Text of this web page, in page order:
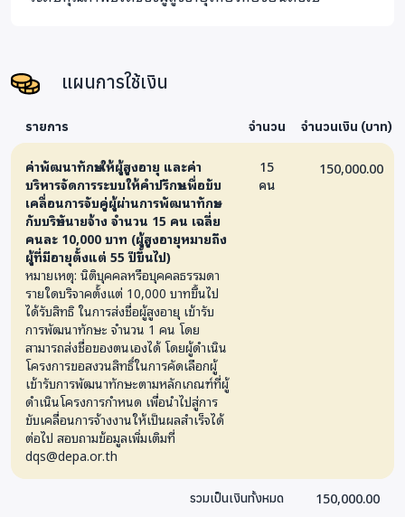
แผนการใช้เงิน
รายการ จำนวน จำนวนเงิน (บาท)
ค่าพัฒนาทักษะให้ผู้สูงอายุ และค่า
บริหารจัดการระบบให้คำปรึกษาเพื่อขับ
เคลื่อนการจับคู่ผู้ผ่านการพัฒนาทักษะ
กับบริษัทนายจ้าง จำนวน 15 คน เฉลี่ย
คนละ 10,000 บาท (ผู้สูงอายุหมายถึง
ผู้ที่มีอายุตั้งแต่ 55 ปีขึ้นไป)
หมายเหตุ: นิติบุคคลหรือบุคคลธรรมดา
รายใดบริจาคตั้งแต่ 10,000 บาทขึ้นไป
ได้รับสิทธิ ในการส่งชื่อผู้สูงอายุ เข้ารับ
การพัฒนาทักษะ จำนวน 1 คน โดย
สามารถส่งชื่อของตนเองได้ โดยผู้ดำเนิน
โครงการขอสงวนสิทธิ์ในการคัดเลือกผู้
เข้ารับการพัฒนาทักษะตามหลักเกณฑ์ที่ผู้
ดำเนินโครงการกำหนด เพื่อนำไปสู่การ
ขับเคลื่อนการจ้างงานให้เป็นผลสำเร็จได้
ต่อไป สอบถามข้อมูลเพิ่มเติมที่
dqs@depa.or.th
15
คน
150,000.00
รวมเป็นเงินทั้งหมด 150,000.00